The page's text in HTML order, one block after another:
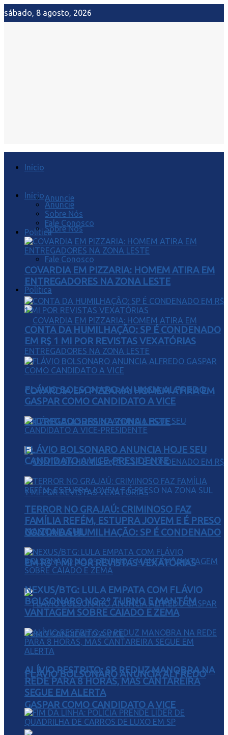
sábado, 8 agosto, 2026
Início
Anuncie
Sobre Nós
Fale Conosco
Política
COVARDIA EM PIZZARIA: HOMEM ATIRA EM
ENTREGADORES NA ZONA LESTE
CONTA DA HUMILHAÇÃO: SP É CONDENADO
EM R$ 1 MI POR REVISTAS VEXATÓRIAS
FLÁVIO BOLSONARO ANUNCIA ALFREDO
GASPAR COMO CANDIDATO A VICE
Início
Anuncie
Sobre Nós
Fale Conosco
Política
COVARDIA EM PIZZARIA: HOMEM ATIRA EM
ENTREGADORES NA ZONA LESTE
CONTA DA HUMILHAÇÃO: SP É CONDENADO
EM R$ 1 MI POR REVISTAS VEXATÓRIAS
FLÁVIO BOLSONARO ANUNCIA ALFREDO
GASPAR COMO CANDIDATO A VICE
FLÁVIO BOLSONARO ANUNCIA HOJE SEU
CANDIDATO A VICE-PRESIDENTE
TERROR NO GRAJAÚ: CRIMINOSO FAZ
FAMÍLIA REFÉM, ESTUPRA JOVEM E É PRESO
NA ZONA SUL
NEXUS/BTG: LULA EMPATA COM FLÁVIO
BOLSONARO NO 2º TURNO E MANTÉM
VANTAGEM SOBRE CAIADO E ZEMA
ALÍVIO RESTRITO: SP REDUZ MANOBRA NA
REDE PARA 8 HORAS, MAS CANTAREIRA
SEGUE EM ALERTA